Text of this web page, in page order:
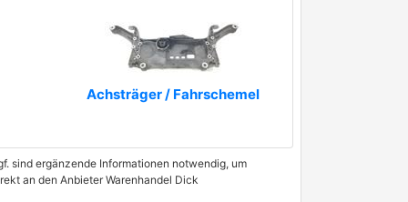
Achsträger / Fahrschemel
sind ergänzende Informationen notwendig, um
an den Anbieter Warenhandel Dick